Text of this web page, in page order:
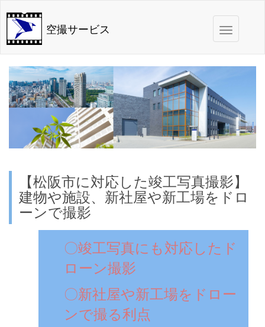
navigation
空撮サービス
【松阪市に対応した竣工写真撮影】
建物や施設、新社屋や新工場をドロ
ーンで撮影
〇竣工写真にも対応したド
ローン撮影
〇新社屋や新工場をドロー
ンで撮る利点